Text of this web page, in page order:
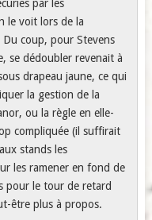
par les
le voit lors de la
Du coup, pour Stevens
se dédoubler revenait à
drapeau jaune, ce qui
la gestion de la
ou la règle en elle-
compliquée (il suffirait
stands les
les ramener en fond de
pour le tour de retard
être plus à propos.